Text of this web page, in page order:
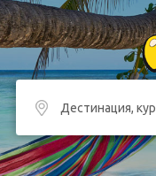
БЪЛГАРИЯ
ГЪРЦИЯ
ТУРЦИЯ
Круизи